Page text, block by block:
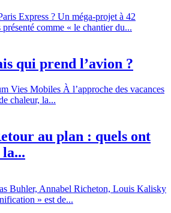
Express ? Un méga-projet à 42
comme « le chantier du...
qui prend l’avion ?
Vies Mobiles À l’approche des vacances
chaleur, la...
au plan : quels ont
la...
Buhler, Annabel Richeton, Louis Kalisky
» est de...